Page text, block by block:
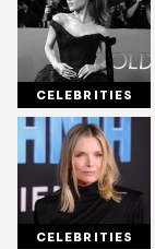
CELEBRITIES
CELEBRITIES